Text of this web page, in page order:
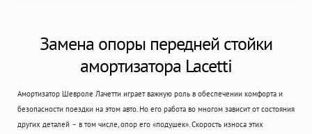
Замена опоры передней стойки
амортизатора Lacetti
Амортизатор Шевроле Лачетти играет важную роль в обеспечении комфорта и
безопасности поездки на этом авто. Но его работа во многом зависит от состояния
других деталей – в том числе, опор его «подушек». Скорость износа этих